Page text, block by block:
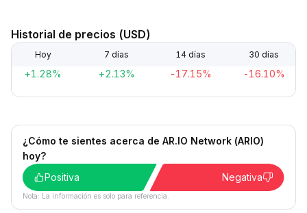
Historial de precios (USD)
Hoy 7 días 14 días 30 días
+1.28% +2.13% -17.15% -16.10%
¿Cómo te sientes acerca de AR.IO Network (ARIO)
hoy?
Positiva
Negativa
Nota: La información es solo para referencia.